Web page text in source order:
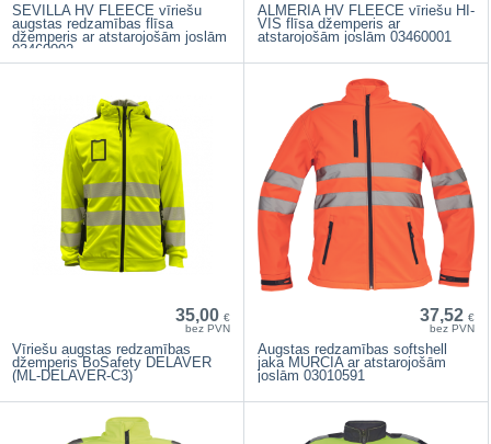
SEVILLA HV FLEECE vīriešu
augstas redzamības flīsa
džemperis ar atstarojošām joslām
03460002
ALMERIA HV FLEECE vīriešu HI-
VIS flīsa džemperis ar
atstarojošām joslām 03460001
35,00 €
bez PVN
Vīriešu augstas redzamības
džemperis BoSafety DELAVER
(ML-DELAVER-C3)
37,52 €
bez PVN
Augstas redzamības softshell
jaka MURCIA ar atstarojošām
joslām 03010591